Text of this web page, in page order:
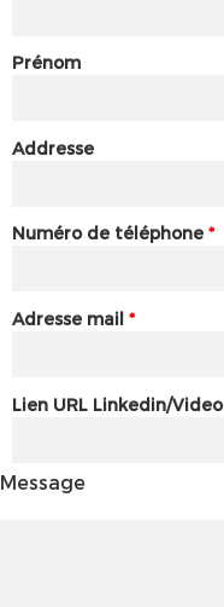
Prénom
Addresse
Numéro de téléphone *
Adresse mail *
Lien URL Linkedin/Video
Message